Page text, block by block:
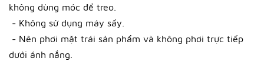
không dùng móc để treo.
- Không sử dụng máy sấy.
- Nên phơi mặt trái sản phẩm và không phơi trực tiếp
dưới ánh nắng.